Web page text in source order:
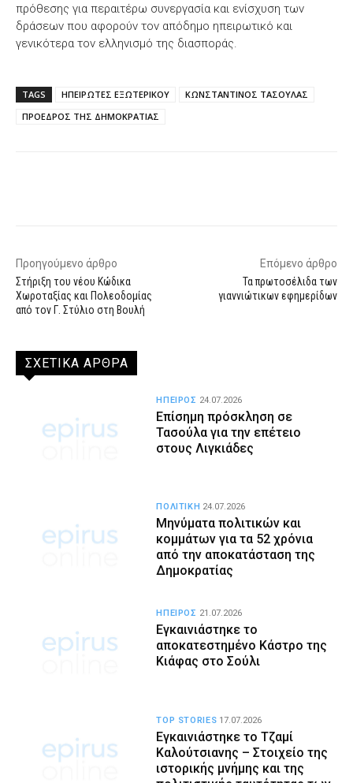
πρόθεσης για περαιτέρω συνεργασία και ενίσχυση των
δράσεων που αφορούν τον απόδημο ηπειρωτικό και
γενικότερα τον ελληνισμό της διασποράς.
TAGS ΗΠΕΙΡΩΤΕΣ ΕΞΩΤΕΡΙΚΟΥ
ΚΩΝΣΤΑΝΤΙΝΟΣ ΤΑΣΟΥΛΑΣ
ΠΡΟΕΔΡΟΣ ΤΗΣ ΔΗΜΟΚΡΑΤΙΑΣ
Προηγούμενο άρθρο
Στήριξη του νέου Κώδικα
Χωροταξίας και Πολεοδομίας
από τον Γ. Στύλιο στη Βουλή
Επόμενο άρθρο
Τα πρωτοσέλιδα των
γιαννιώτικων εφημερίδων
ΣΧΕΤΙΚΑ ΑΡΘΡΑ
Επίσημη πρόσκληση σε
Τασούλα για την επέτειο
στους Λιγκιάδες
ΗΠΕΙΡΟΣ 24.07.2026
Μηνύματα πολιτικών και
κομμάτων για τα 52 χρόνια
από την αποκατάσταση της
Δημοκρατίας
ΠΟΛΙΤΙΚΗ 24.07.2026
Εγκαινιάστηκε το
αποκατεστημένο Κάστρο της
Κιάφας στο Σούλι
ΗΠΕΙΡΟΣ 21.07.2026
Εγκαινιάστηκε το Τζαμί
Καλούτσιανης – Στοιχείο της
ιστορικής μνήμης και της
TOP STORIES 17.07.2026